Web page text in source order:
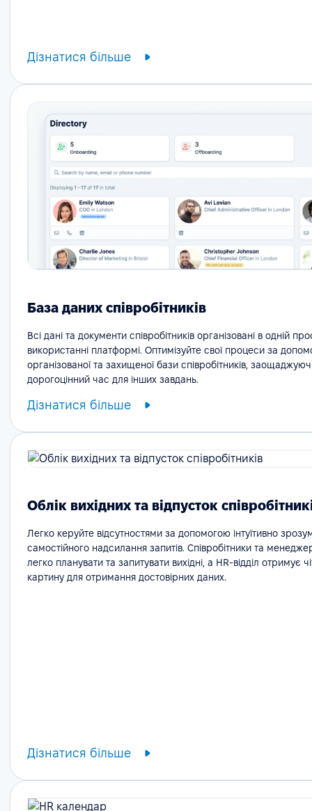
Дізнатися більше
База даних співробітників
Всі дані та документи співробітників організовані в одній
використанні платформі. Оптимізуйте свої процеси за
організованої та захищеної бази співробітників,
дорогоцінний час для інших завдань.
Дізнатися більше
Облік вихідних та відпусток
Легко керуйте відсутностями за допомогою інтуїтивно
самостійного надсилання запитів. Співробітники та
легко планувати та запитувати вихідні, а HR-відділ отримує
картину для отримання достовірних даних.
Дізнатися більше